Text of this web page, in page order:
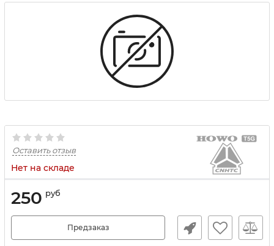
Оставить отзыв
Нет на складе
250 руб
Предзаказ